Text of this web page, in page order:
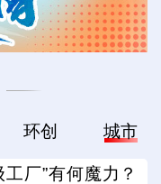
环创 城市
工厂”有何魔力？